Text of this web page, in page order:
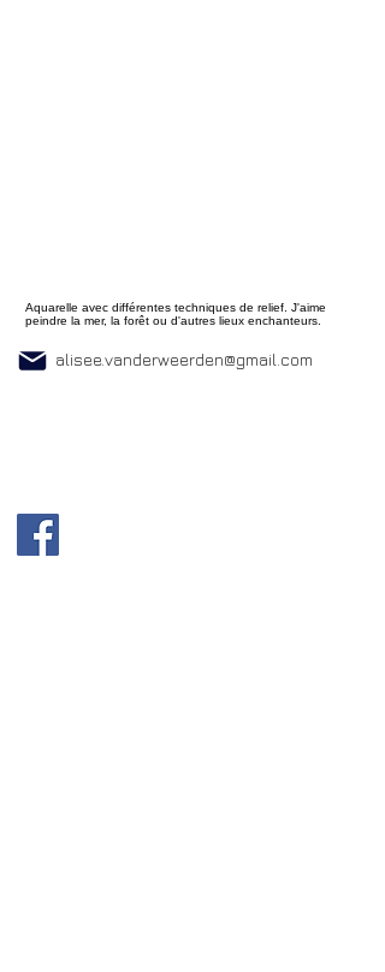
Aquarelle avec différentes techniques de relief. J'aime
peindre la mer, la forêt ou d'autres lieux enchanteurs.
alisee.vanderweerden@gmail.com